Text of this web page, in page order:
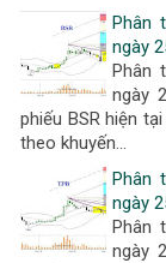
Phân
ngày
Phân
ngày
phiếu BSR hiện
theo khuyến...
Phân
ngày
Phân
ngày